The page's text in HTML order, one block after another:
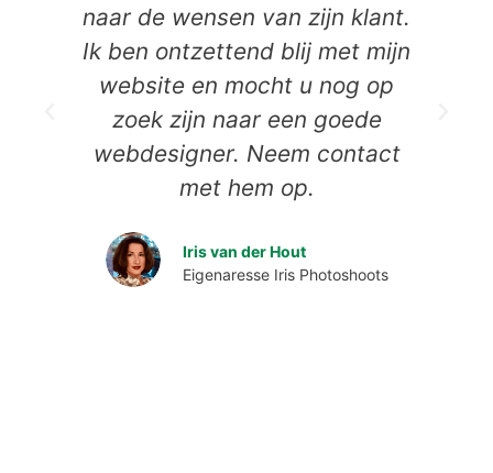
naar de wensen van zijn klant.
Ik ben ontzettend blij met mijn
website en mocht u nog op
zoek zijn naar een goede
webdesigner. Neem contact
met hem op.
Iris van der Hout
Eigenaresse Iris Photoshoots